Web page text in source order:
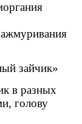
зайчик»
в разных
голову